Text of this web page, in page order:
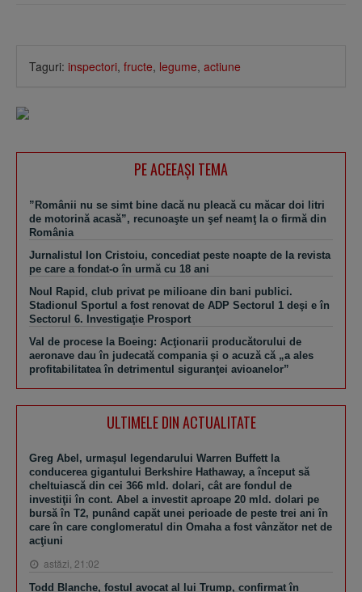
Taguri: inspectori, fructe, legume, actiune
PE ACEEAŞI TEMA
”Românii nu se simt bine dacă nu pleacă cu măcar doi litri
de motorină acasă”, recunoaşte un şef neamţ la o firmă din
România
Jurnalistul Ion Cristoiu, concediat peste noapte de la revista
pe care a fondat-o în urmă cu 18 ani
Noul Rapid, club privat pe milioane din bani publici.
Stadionul Sportul a fost renovat de ADP Sectorul 1 deşi e în
Sectorul 6. Investigaţie Prosport
Val de procese la Boeing: Acţionarii producătorului de
aeronave dau în judecată compania şi o acuză că „a ales
profitabilitatea în detrimentul siguranţei avioanelor”
ULTIMELE DIN ACTUALITATE
Greg Abel, urmaşul legendarului Warren Buffett la
conducerea gigantului Berkshire Hathaway, a început să
cheltuiască din cei 366 mld. dolari, cât are fondul de
investiţii în cont. Abel a investit aproape 20 mld. dolari pe
bursă în T2, punând capăt unei perioade de peste trei ani în
care în care conglomeratul din Omaha a fost vânzător net de
acţiuni
astăzi, 21:02
Todd Blanche, fostul avocat al lui Trump, confirmat în